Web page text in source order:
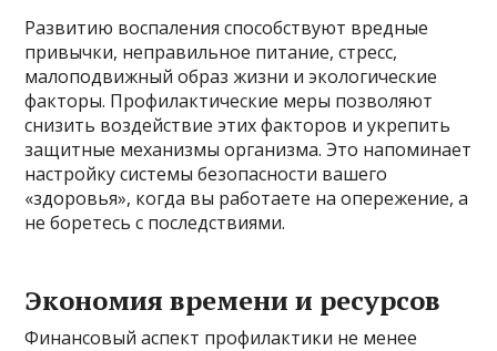
Развитию воспаления способствуют вредные
привычки, неправильное питание, стресс,
малоподвижный образ жизни и экологические
факторы. Профилактические меры позволяют
снизить воздействие этих факторов и укрепить
защитные механизмы организма. Это напоминает
настройку системы безопасности вашего
«здоровья», когда вы работаете на опережение, а
не боретесь с последствиями.
Экономия времени и ресурсов
Финансовый аспект профилактики не менее